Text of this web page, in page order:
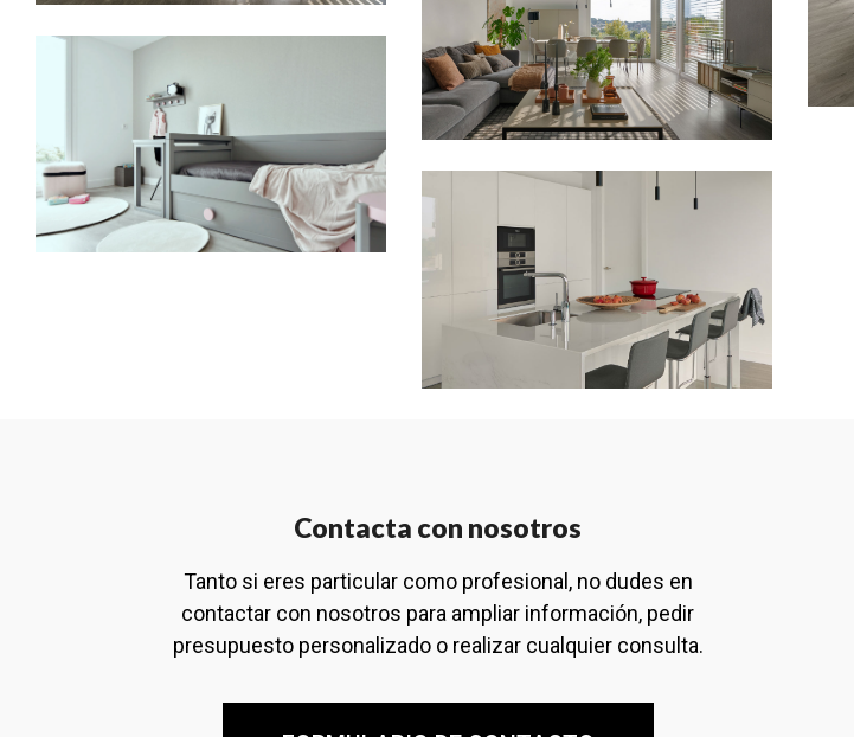
Contacta con nosotros
Tanto si eres particular como profesional, no dudes en
contactar con nosotros para ampliar información, pedir
presupuesto personalizado o realizar cualquier consulta.